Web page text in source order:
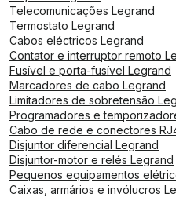
Telecomunicações Legrand
Termostato Legrand
Cabos eléctricos Legrand
Contator e interruptor remoto
Fusível e porta-fusível Legrand
Marcadores de cabo Legrand
Limitadores de sobretensão
Programadores e
Cabo de rede e conectores
Disjuntor diferencial Legrand
Disjuntor-motor e relés Legrand
Pequenos equipamentos
Caixas, armários e invólucros